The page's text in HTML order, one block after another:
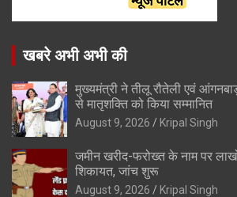
खबरे अभी अभी की
मुख्यमंत्री ने तीलू रौतेली एवं
से मातृशक्ति को किया सम्मानित
August 9, 2026 Kripal Singh
जमीन खरीद-फरोख्त के नाम पर
शिकायत, जांच शुरू
August 9, 2026 Kripal Singh